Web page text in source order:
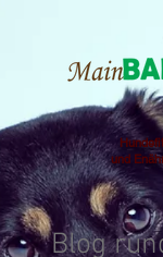
und
Blog